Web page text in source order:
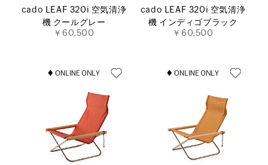
cado LEAF 320i 空気清浄
機 クールグレー
￥60,500
cado LEAF 320i 空気清浄
機 インディゴブラック
￥60,500